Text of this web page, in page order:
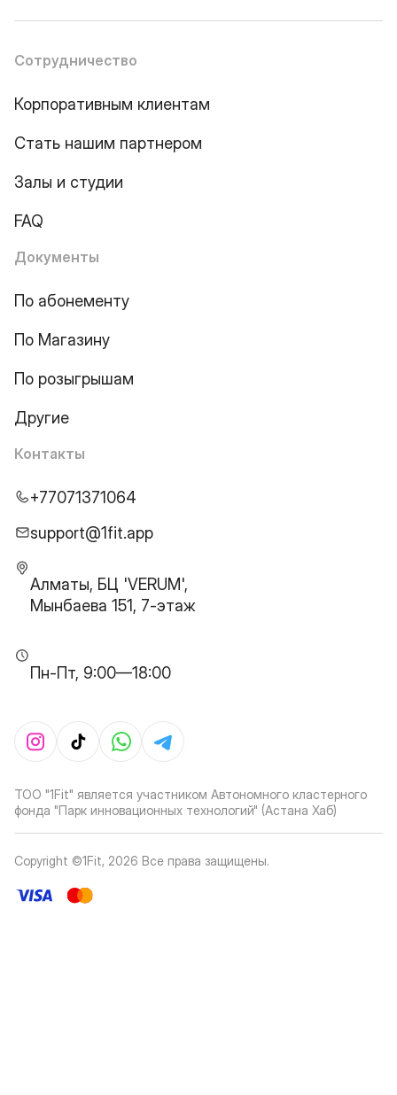
Сотрудничество
Корпоративным клиентам
Стать нашим партнером
Залы и студии
FAQ
Документы
По абонементу
По Магазину
По розыгрышам
Другие
Контакты
+77071371064
support@1fit.app
Алматы, БЦ 'VERUM',
Мынбаева 151, 7-этаж
Пн-Пт, 9:00—18:00
ТОО "1Fit" является участником Автономного кластерного
фонда "Парк инновационных технологий" (Астана Хаб)
Copyright ©1Fit, 2026 Все права защищены.